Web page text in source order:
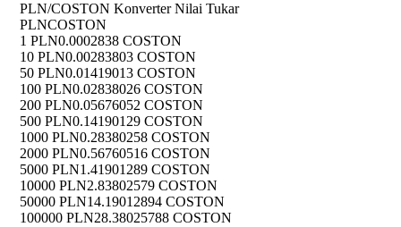
PLN/COSTON Konverter Nilai Tukar
PLNCOSTON
1 PLN0.0002838 COSTON
10 PLN0.00283803 COSTON
50 PLN0.01419013 COSTON
100 PLN0.02838026 COSTON
200 PLN0.05676052 COSTON
500 PLN0.14190129 COSTON
1000 PLN0.28380258 COSTON
2000 PLN0.56760516 COSTON
5000 PLN1.41901289 COSTON
10000 PLN2.83802579 COSTON
50000 PLN14.19012894 COSTON
100000 PLN28.38025788 COSTON